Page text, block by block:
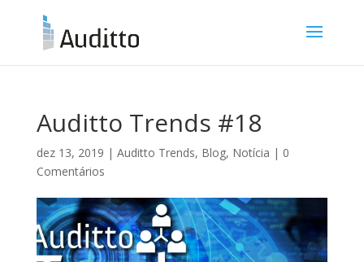
Auditto Trends #18
dez 13, 2019 | Auditto Trends, Blog, Notícia | 0
Comentários